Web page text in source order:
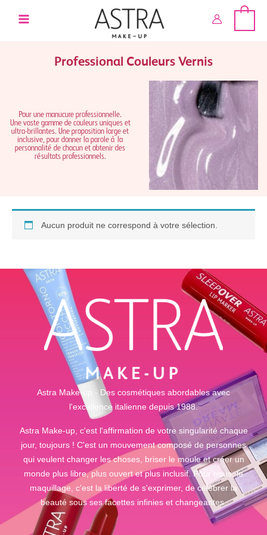
Professional Couleurs Vernis
Pour une manucure professionnelle.
Une vaste gamme de couleurs uniques et
ultra-brillantes. Une proposition large et
inclusive, pour donner la parole à la
personnalité de chacun et obtenir des
résultats professionnels.
Aucun produit ne correspond à votre sélection.
Astra Make-up - Des cosmétiques abordables avec
l'excellence italienne depuis 1988.
Astra Make-up, c'est l'affirmation de votre singularité chaque
jour, toujours ! C'est un mouvement composé de personnes
qui veulent changer les choses, briser le moule et créer un
monde plus libre, plus ouvert et plus inclusif. Pour nous, le
maquillage, c'est la liberté de s'exprimer, de célébrer la
beauté sous ses facettes infinies et changeantes.